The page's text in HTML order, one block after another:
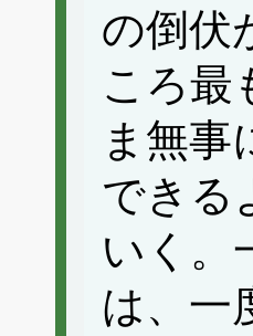
の倒伏
ころ最
ま無事
できる
いく。
は、一